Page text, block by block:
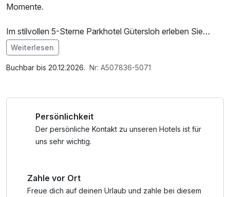
Momente.
Im stilvollen 5-Sterne Parkhotel Gütersloh erleben Sie
erstklassigen Komfort in ruhiger, eleganter Umgebung.
Hochwertig ausgestattete Zimmer, exzellenter Service und
eine ausgezeichnete Küche schaffen den perfekten
der Saunawelt der H2O Therme in Herford. Nur eine halbe
Stunde mit dem Auto entfernt, findet sich ein wahres
Paradies für Erholungssuchende. Freuen Sie sich auf eine
Dampfbädern...Sogar ein "Schneeraum" findet sich im
H2O. Erleben Sie entspannende Aufgüsse, die mit Düften
Im Angebot enthalten
1 Flasche Mineralwasser, Saunabenutzung,
Weiterlesen
Buchbar bis 20.12.2026. Nr: A507836-5071
Persönlichkeit
Der persönliche Kontakt zu unseren Hotels ist für
uns sehr wichtig.
Zahle vor Ort
Freue dich auf deinen Urlaub und zahle bei diesem